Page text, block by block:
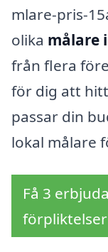
mlare-pris-
olika målare
från flera
för dig att
passar din
lokal målare
Få 3
förpliktelser